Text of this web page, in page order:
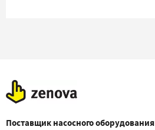
Поставщик насосного оборудования